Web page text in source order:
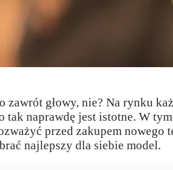
głowy, nie? Na rynku
tak naprawdę jest istotne. W
przed zakupem nowego
najlepszy dla siebie model.